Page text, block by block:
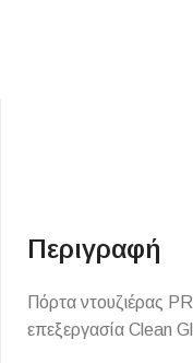
Επένδυσης Τοίχου
Ψηφίδες
Περιγραφή
Πόρτα ντουζιέρας
επεξεργασία Clean